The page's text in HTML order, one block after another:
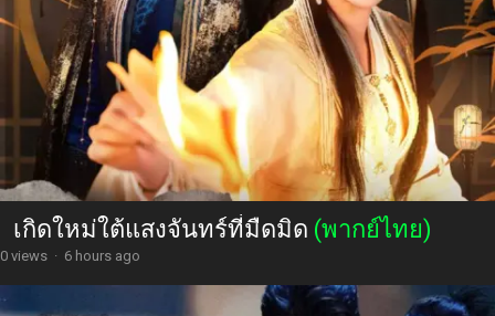
เกิดใหม่ใต้แสงจันทร์ที่มืดมิด (พากย์ไทย)
0 views · 6 hours ago